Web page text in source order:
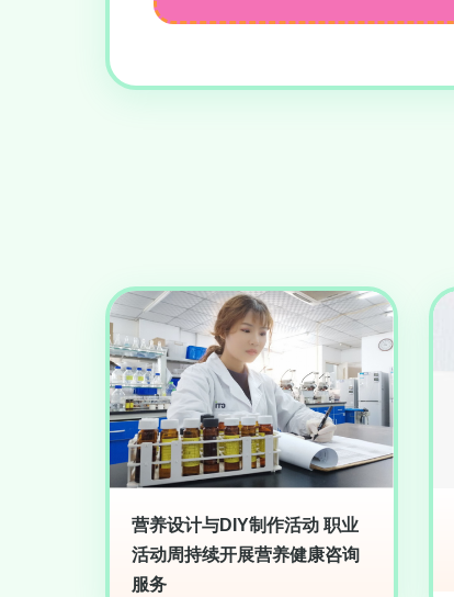
营养设计与DIY制作活动 职业
活动周持续开展营养健康咨询
服务